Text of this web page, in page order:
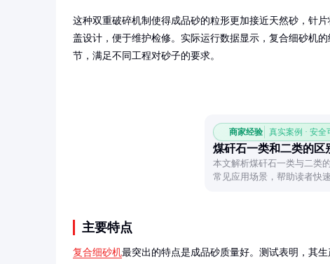
这种双重破碎机制使得成品砂的粒形更加接近天然砂，针
盖设计，便于维护检修。实际运行数据显示，复合细砂机
节，满足不同工程对砂子的要求。
商家经验 真实案例 · 安全
煤矸石一类和二类的区
本文解析煤矸石一类与二类
常见应用场景，帮助读者快
主要特点
复合细砂机最突出的特点是成品砂质量好。测试表明，其